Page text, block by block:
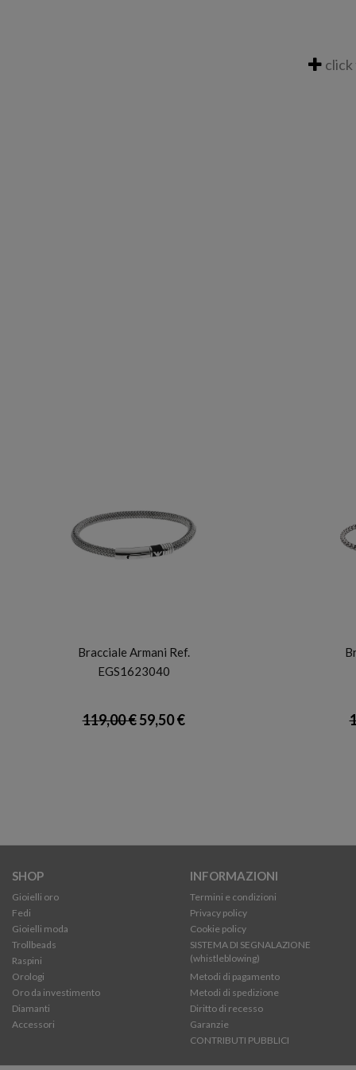
click
Bracciale Armani Ref.
EGS1623040
119,00 €59,50 €
SHOP
Gioielli oro
Fedi
Gioielli moda
Trollbeads
Raspini
Orologi
Oro da investimento
Diamanti
Accessori
INFORMAZIONI
Termini e condizioni
Privacy policy
Cookie policy
SISTEMA DI SEGNALAZIONE
(whistleblowing)
Metodi di pagamento
Metodi di spedizione
Diritto di recesso
Garanzie
CONTRIBUTI PUBBLICI